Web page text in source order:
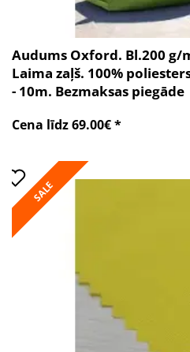
Audums Oxford. Bl.200 g/
Laima zaļš. 100%
- 10m. Bezmaksas piegāde
Cena līdz 69.00€ *
SALE